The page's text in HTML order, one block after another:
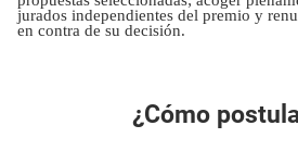
jurados independientes del premio y
en contra de su decisión.
¿Cómo